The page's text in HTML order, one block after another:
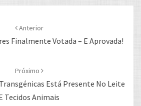
Anterior
Finalmente Votada – E Aprovada!
Próximo
Está Presente No Leite
Tecidos Animais